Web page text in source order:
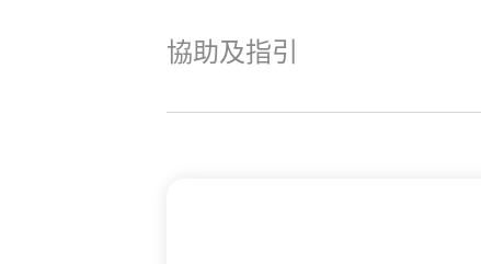
協助及指引